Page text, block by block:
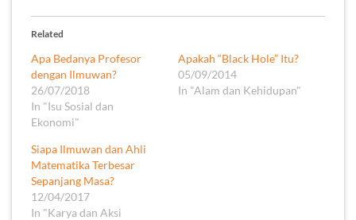
Related
Apa Bedanya Profesor
dengan Ilmuwan?
26/07/2018
In "Isu Sosial dan
Ekonomi"
Apakah “Black Hole” Itu?
05/09/2014
In "Alam dan Kehidupan"
Siapa Ilmuwan dan Ahli
Matematika Terbesar
Sepanjang Masa?
12/04/2017
In "Karya dan Aksi